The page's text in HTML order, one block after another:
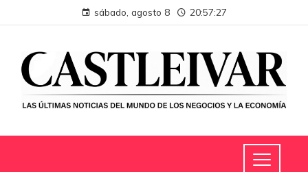
sábado, agosto 8 20:57:28